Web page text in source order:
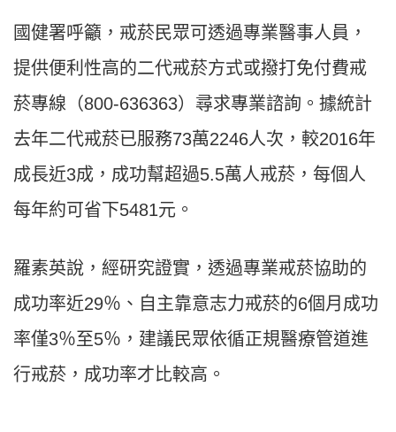
國健署呼籲，戒菸民眾可透過專業醫事人員，
提供便利性高的二代戒菸方式或撥打免付費戒
菸專線（800-636363）尋求專業諮詢。據統計
去年二代戒菸已服務73萬2246人次，較2016年
成長近3成，成功幫超過5.5萬人戒菸，每個人
每年約可省下5481元。
羅素英說，經研究證實，透過專業戒菸協助的
成功率近29％、自主靠意志力戒菸的6個月成功
率僅3％至5％，建議民眾依循正規醫療管道進
行戒菸，成功率才比較高。